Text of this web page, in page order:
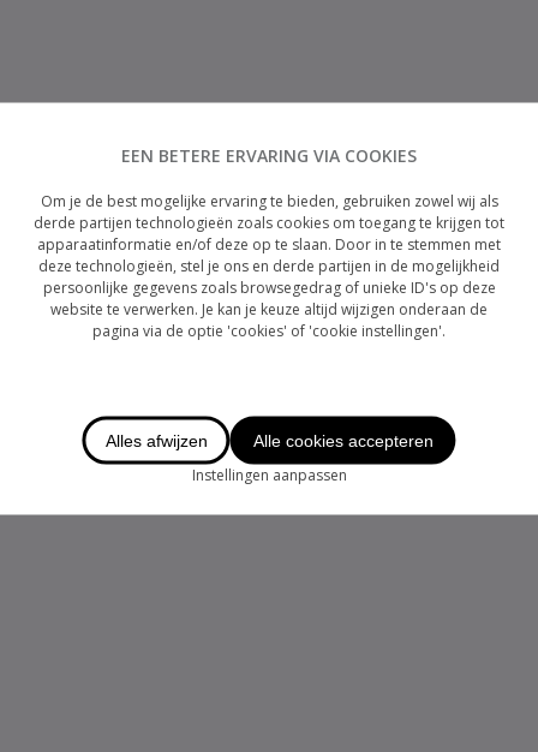
EEN BETERE ERVARING VIA COOKIES
Om je de best mogelijke ervaring te bieden, gebruiken zowel wij als
derde partijen technologieën zoals cookies om toegang te krijgen tot
apparaatinformatie en/of deze op te slaan. Door in te stemmen met
deze technologieën, stel je ons en derde partijen in de mogelijkheid
persoonlijke gegevens zoals browsegedrag of unieke ID's op deze
website te verwerken. Je kan je keuze altijd wijzigen onderaan de
pagina via de optie 'cookies' of 'cookie instellingen'.
Alles afwijzen Alle cookies accepteren
Instellingen aanpassen